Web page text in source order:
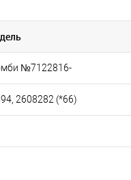
№7122816-
2608282 (*66)